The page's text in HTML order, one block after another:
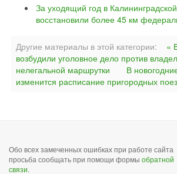
За уходящий год в
восстановили более 45 км
Другие материалы в этой категории:
«
возбудили уголовное дело против
нелегальной маршрутки
В
изменится расписание пригородных
Обо всех замеченных ошибках при работе сайта
просьба сообщать при помощи формы обратной
связи.